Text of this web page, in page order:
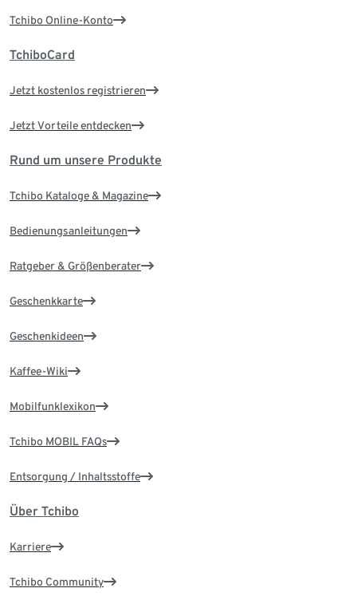
Tchibo Online-Konto
TchiboCard
Jetzt kostenlos registrieren
Jetzt Vorteile entdecken
Rund um unsere Produkte
Tchibo Kataloge & Magazine
Bedienungsanleitungen
Ratgeber & Größenberater
Geschenkkarte
Geschenkideen
Kaffee-Wiki
Mobilfunklexikon
Tchibo MOBIL FAQs
Entsorgung / Inhaltsstoffe
Über Tchibo
Karriere
Tchibo Community